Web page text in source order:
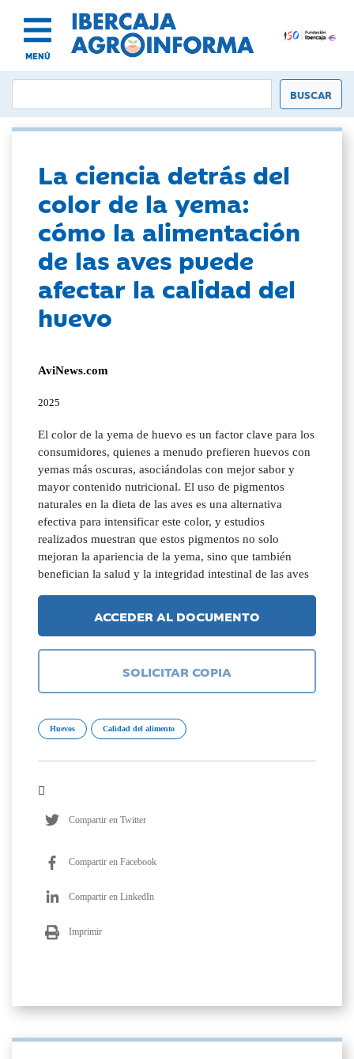
MENÚ
La ciencia detrás del
color de la yema:
cómo la alimentación
de las aves puede
afectar la calidad del
huevo
AviNews.com
2025
El color de la yema de huevo es un factor clave para los
consumidores, quienes a menudo prefieren huevos con
yemas más oscuras, asociándolas con mejor sabor y
mayor contenido nutricional. El uso de pigmentos
naturales en la dieta de las aves es una alternativa
efectiva para intensificar este color, y estudios
realizados muestran que estos pigmentos no solo
mejoran la apariencia de la yema, sino que también
benefician la salud y la integridad intestinal de las aves
ACCEDER AL DOCUMENTO
SOLICITAR COPIA
Huevos Calidad del alimento
Compartir en Twitter
Compartir en Facebook
Compartir en LinkedIn
Imprimir